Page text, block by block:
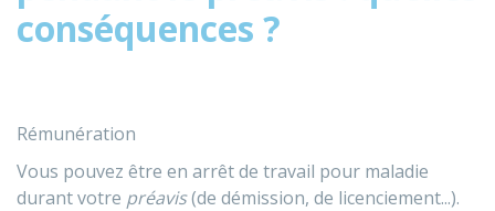
conséquences ?
Rémunération
Vous pouvez être en arrêt de travail pour maladie
durant votre préavis(de démission, de licenciement...).